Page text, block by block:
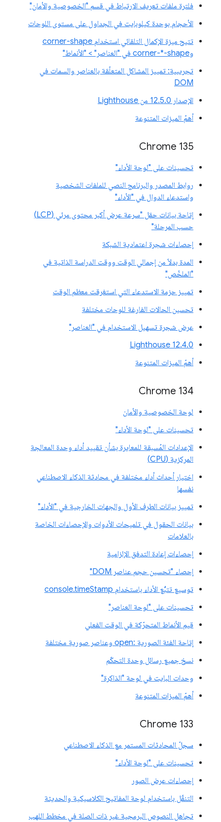
فلترة ملفات تعريف الارتباط في قسم "الخصوصية والأمان"
الأحجام بوحدة كيلوبايت في الجداول على مستوى اللوحات
تتيح ميزة الإكمال التلقائي استخدام corner-shape
وcorner-*-shape في "العناصر" > "الأنماط"
تجريبية: تمييز المشاكل المتعلّقة بالعناصر والسمات في
DOM
الإصدار 12.5.0 من Lighthouse
أهمّ الميزات المتنوعة
Chrome 135
تحسينات على "لوحة الأداء"
روابط المصدر والبرنامج النصي للملفات الشخصية
واستدعاء الدوال في "الأداء"
إتاحة بيانات حقل "سرعة عرض أكبر محتوى مرئي (LCP)
حسب المرحلة"
إحصاءات شجرة اعتمادية الشبكة
المدة بدلاً من إجمالي الوقت ووقت الدراسة الذاتية في
"الملخّص"
تمييز حزمة الاستدعاء التي استغرقت معظم الوقت
تحسين الحالات الفارغة للوحات مختلفة
عرض شجرة تسهيل الاستخدام في "العناصر"
‫Lighthouse 12.4.0
أهمّ الميزات المتنوعة
‫Chrome 134
لوحة الخصوصية والأمان
تحسينات على "لوحة الأداء"
الإعدادات المُسبقة للمعايرة بشأن تقييد أداء وحدة المعالجة
المركزية (CPU)
اختيار أحداث أداء مختلفة في محادثة الذكاء الاصطناعي
نفسها
تمييز بيانات الطرف الأول والجهات الخارجية في "الأداء"
بيانات الحقول في تلميحات الأدوات والإحصاءات الخاصة
بالعلامات
إحصاءات إعادة التدفق الإلزامية
إحصاء "تحسين حجم عناصر DOM"
توسيع تتبُّع الأداء باستخدام console.timeStamp
تحسينات على "لوحة العناصر"
قيم الأنماط المتحرّكة في الوقت الفعلي
إتاحة الفئة الصورية :open وعناصر صورية مختلفة
نسخ جميع رسائل وحدة التحكّم
وحدات البايت في لوحة "الذاكرة"
أهمّ الميزات المتنوعة
‫Chrome 133
سجلّ المحادثات المستمر مع الذكاء الاصطناعي
تحسينات على "لوحة الأداء"
إحصاءات عرض الصور
التنقّل باستخدام لوحة المفاتيح الكلاسيكية والحديثة
تجاهل النصوص البرمجية غير ذات الصلة في مخطط اللهب